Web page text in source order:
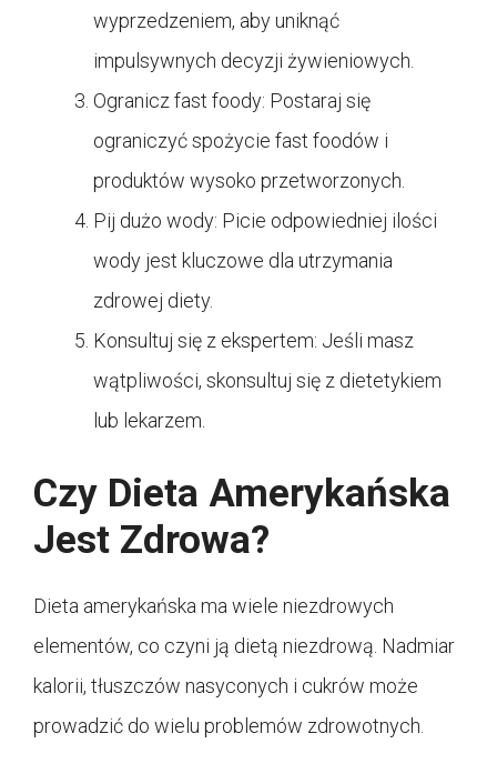
wyprzedzeniem, aby uniknąć
impulsywnych decyzji żywieniowych.
Ogranicz fast foody: Postaraj się
ograniczyć spożycie fast foodów i
produktów wysoko przetworzonych.
Pij dużo wody: Picie odpowiedniej ilości
wody jest kluczowe dla utrzymania
zdrowej diety.
Konsultuj się z ekspertem: Jeśli masz
wątpliwości, skonsultuj się z dietetykiem
lub lekarzem.
Czy Dieta Amerykańska
Jest Zdrowa?
Dieta amerykańska ma wiele niezdrowych
elementów, co czyni ją dietą niezdrową. Nadmiar
kalorii, tłuszczów nasyconych i cukrów może
prowadzić do wielu problemów zdrowotnych.